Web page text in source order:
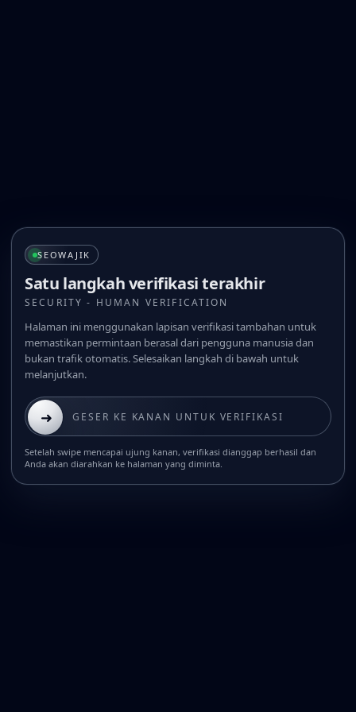
SEOWAJIK
Satu langkah verifikasi terakhir
SECURITY - HUMAN VERIFICATION
Halaman ini menggunakan lapisan verifikasi tambahan untuk
memastikan permintaan berasal dari pengguna manusia dan
bukan trafik otomatis. Selesaikan langkah di bawah untuk
melanjutkan.
GESER KE KANAN UNTUK VERIFIKASI
➜
Setelah swipe mencapai ujung kanan, verifikasi dianggap berhasil dan
Anda akan diarahkan ke halaman yang diminta.